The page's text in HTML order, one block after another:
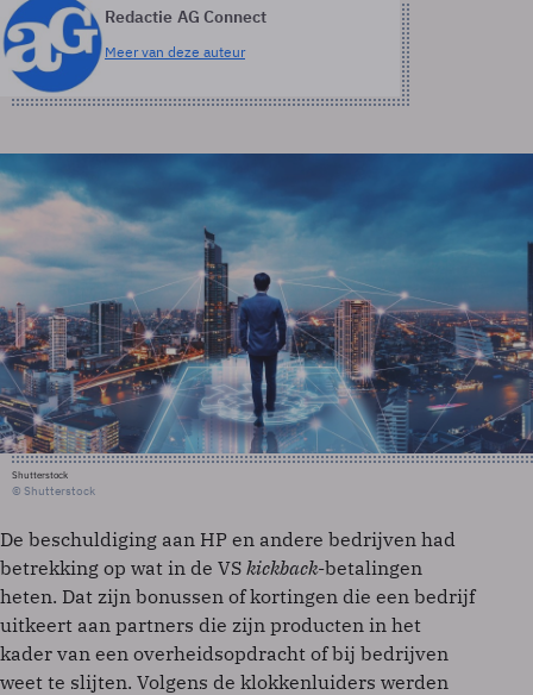
Redactie AG Connect
Meer van deze auteur
Shutterstock
© Shutterstock
De beschuldiging aan HP en andere bedrijven had
betrekking op wat in de VS kickback-betalingen
heten. Dat zijn bonussen of kortingen die een bedrijf
uitkeert aan partners die zijn producten in het
kader van een overheidsopdracht of bij bedrijven
weet te slijten. Volgens de klokkenluiders werden